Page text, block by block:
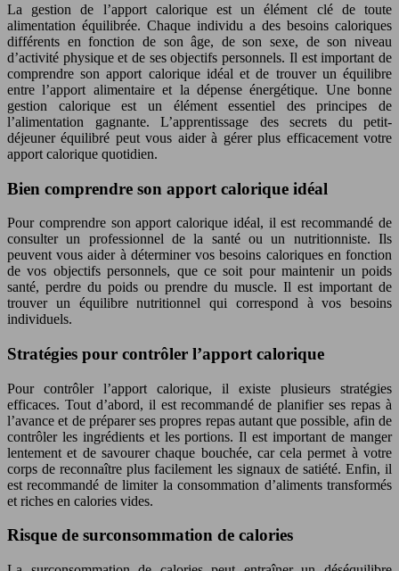
La gestion de l’apport calorique est un élément clé de toute
alimentation équilibrée. Chaque individu a des besoins caloriques
différents en fonction de son âge, de son sexe, de son niveau
d’activité physique et de ses objectifs personnels. Il est important de
comprendre son apport calorique idéal et de trouver un équilibre
entre l’apport alimentaire et la dépense énergétique. Une bonne
gestion calorique est un élément essentiel des principes de
l’alimentation gagnante. L’apprentissage des secrets du petit-
déjeuner équilibré peut vous aider à gérer plus efficacement votre
apport calorique quotidien.
Bien comprendre son apport calorique idéal
Pour comprendre son apport calorique idéal, il est recommandé de
consulter un professionnel de la santé ou un nutritionniste. Ils
peuvent vous aider à déterminer vos besoins caloriques en fonction
de vos objectifs personnels, que ce soit pour maintenir un poids
santé, perdre du poids ou prendre du muscle. Il est important de
trouver un équilibre nutritionnel qui correspond à vos besoins
individuels.
Stratégies pour contrôler l’apport calorique
Pour contrôler l’apport calorique, il existe plusieurs stratégies
efficaces. Tout d’abord, il est recommandé de planifier ses repas à
l’avance et de préparer ses propres repas autant que possible, afin de
contrôler les ingrédients et les portions. Il est important de manger
lentement et de savourer chaque bouchée, car cela permet à votre
corps de reconnaître plus facilement les signaux de satiété. Enfin, il
est recommandé de limiter la consommation d’aliments transformés
et riches en calories vides.
Risque de surconsommation de calories